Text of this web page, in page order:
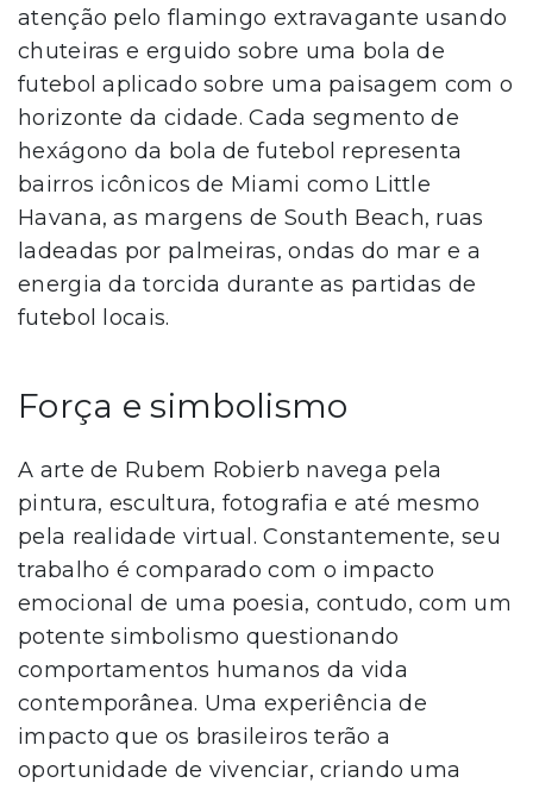
atenção pelo flamingo extravagante usando
chuteiras e erguido sobre uma bola de
futebol aplicado sobre uma paisagem com o
horizonte da cidade. Cada segmento de
hexágono da bola de futebol representa
bairros icônicos de Miami como Little
Havana, as margens de South Beach, ruas
ladeadas por palmeiras, ondas do mar e a
energia da torcida durante as partidas de
futebol locais.
Força e simbolismo
A arte de Rubem Robierb navega pela
pintura, escultura, fotografia e até mesmo
pela realidade virtual. Constantemente, seu
trabalho é comparado com o impacto
emocional de uma poesia, contudo, com um
potente simbolismo questionando
comportamentos humanos da vida
contemporânea. Uma experiência de
impacto que os brasileiros terão a
oportunidade de vivenciar, criando uma